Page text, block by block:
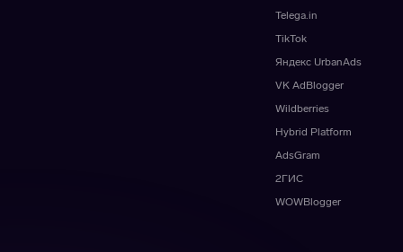
Telega.in
TikTok
Яндекс UrbanAds
VK AdBlogger
Wildberries
Hybrid Platform
AdsGram
2ГИС
WOWBlogger